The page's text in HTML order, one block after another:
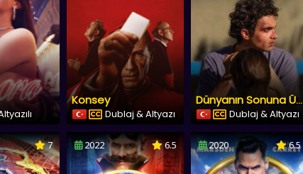
Konsey
Dublaj & Altyazı
Dünyanın Sonuna Üç Kilometre
Dublaj & Altyazı
7 2022 6.5 2020 6.5